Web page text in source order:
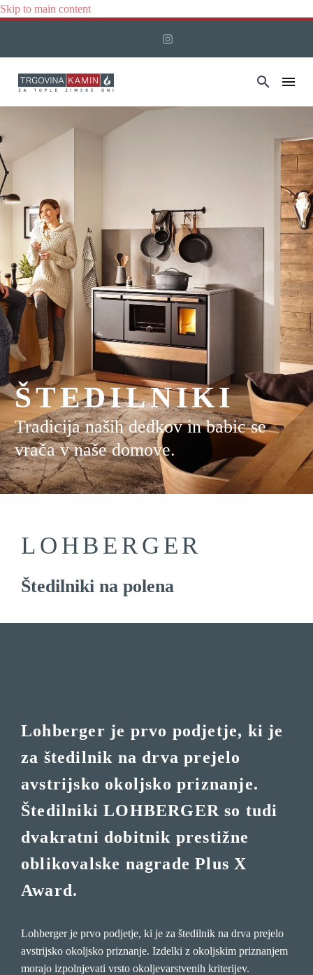
Skip to main content
ŠTEDILNIKI
Tradicija naših dedkov in babic se
vrača v naše domove.
LOHBERGER
Štedilniki na polena
Lohberger je prvo podjetje, ki je
za štedilnik na drva prejelo
avstrijsko okoljsko priznanje.
Štedilniki LOHBERGER so tudi
dvakratni dobitnik prestižne
oblikovalske nagrade Plus X
Award.
Lohberger je prvo podjetje, ki je za štedilnik na drva prejelo
avstrijsko okoljsko priznanje. Izdelki z okoljskim priznanjem
morajo izpolnjevati vrsto okoljevarstvenih kriterijev.